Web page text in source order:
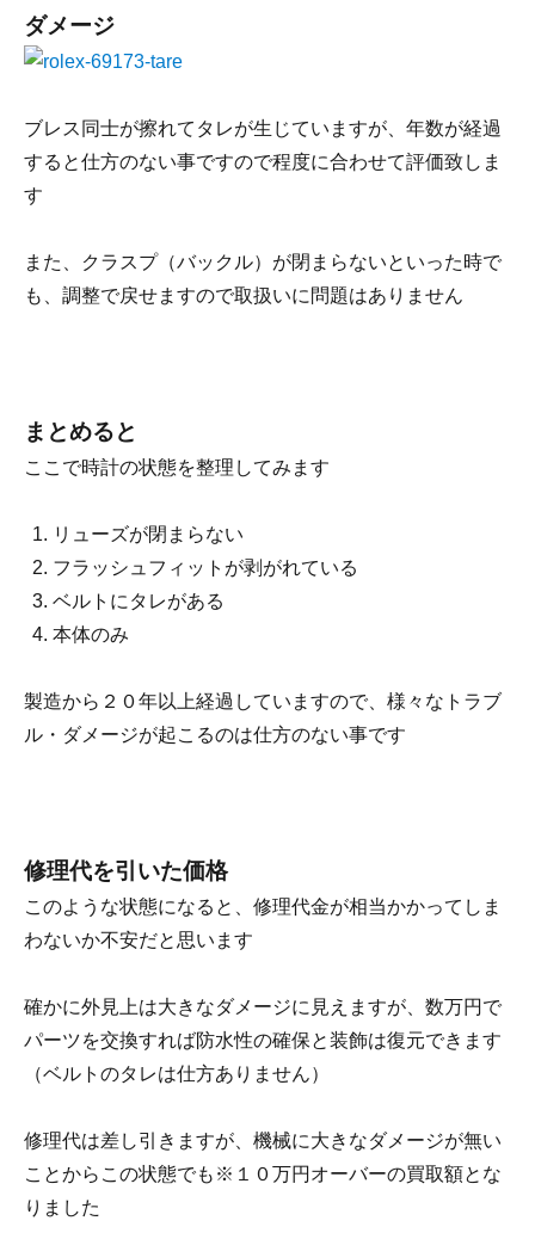
ダメージ
ブレス同士が擦れてタレが生じていますが、年数が経過
すると仕方のない事ですので程度に合わせて評価致しま
す
また、クラスプ（バックル）が閉まらないといった時で
も、調整で戻せますので取扱いに問題はありません
まとめると
ここで時計の状態を整理してみます
リューズが閉まらない
フラッシュフィットが剥がれている
ベルトにタレがある
本体のみ
製造から２０年以上経過していますので、様々なトラブ
ル・ダメージが起こるのは仕方のない事です
修理代を引いた価格
このような状態になると、修理代金が相当かかってしま
わないか不安だと思います
確かに外見上は大きなダメージに見えますが、数万円で
パーツを交換すれば防水性の確保と装飾は復元できます
（ベルトのタレは仕方ありません）
修理代は差し引きますが、機械に大きなダメージが無い
ことからこの状態でも※１０万円オーバーの買取額とな
りました